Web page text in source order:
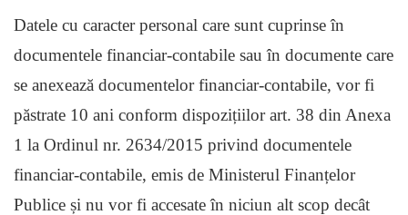
Datele cu caracter personal care sunt cuprinse în
documentele financiar-contabile sau în documente care
se anexează documentelor financiar-contabile, vor fi
păstrate 10 ani conform dispozițiilor art. 38 din Anexa
1 la Ordinul nr. 2634/2015 privind documentele
financiar-contabile, emis de Ministerul Finanțelor
Publice și nu vor fi accesate în niciun alt scop decât